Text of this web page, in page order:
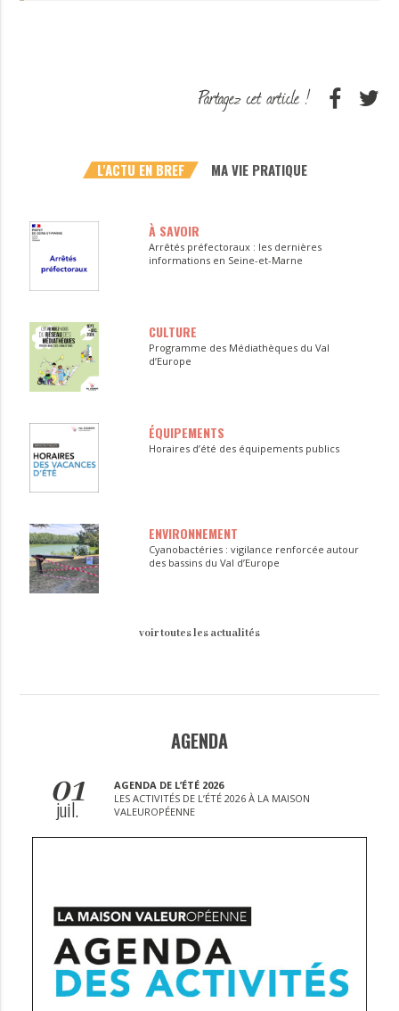
L'ACTU EN BREF MA VIE PRATIQUE
À SAVOIR
Arrêtés préfectoraux : les dernières
informations en Seine-et-Marne
CULTURE
Programme des Médiathèques du Val
d’Europe
ÉQUIPEMENTS
Horaires d’été des équipements publics
ENVIRONNEMENT
Cyanobactéries : vigilance renforcée autour
des bassins du Val d’Europe
voir toutes les actualités
AGENDA
01
juil.
AGENDA DE L’ÉTÉ 2026
LES ACTIVITÉS DE L’ÉTÉ 2026 À LA MAISON
VALEUROPÉENNE